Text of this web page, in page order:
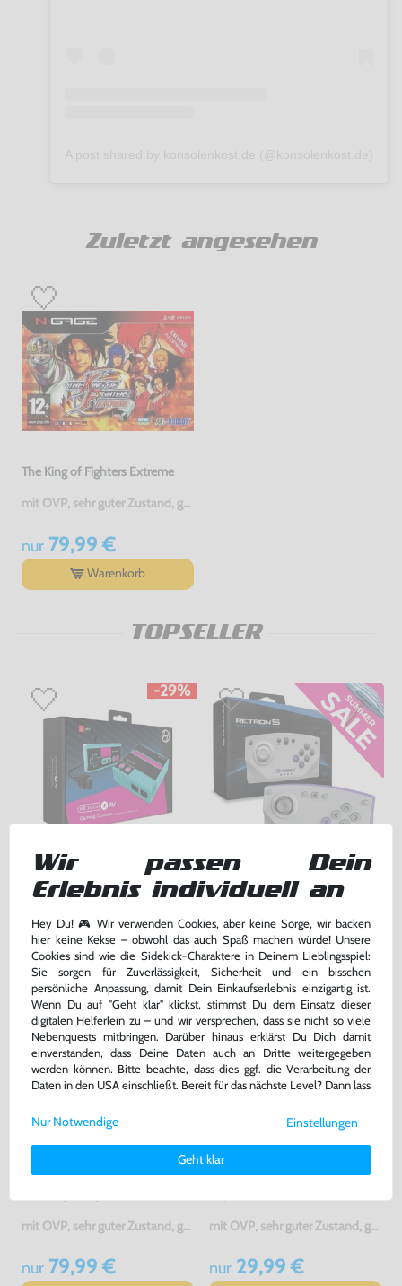
Zuletzt angesehen
The King of Fighters Extreme
mit OVP, sehr guter Zustand, gebraucht
nur79,99 €
Warenkorb
TOPSELLER
-29%
Konsole RetroN 1 AV #Hyper
Beach [Hyperkin]
-29% bisher 69,99 €
jetzt nur49,99 €
Warenkorb
RetroN 5 Wireless BT Controller
#grau [Hyperkin]
-33% bisher 59,99 €
jetzt nur39,99 €
Warenkorb
mit OVP, sehr guter Zustand, gebraucht
nur79,99 €
mit OVP, sehr guter Zustand, gebraucht
nur29,99 €
Wir passen Dein
Erlebnis individuell an
Hey Du! 🎮 Wir verwenden Cookies, aber keine Sorge, wir backen
hier keine Kekse – obwohl das auch Spaß machen würde! Unsere
Cookies sind wie die Sidekick-Charaktere in Deinem Lieblingsspiel:
Sie sorgen für Zuverlässigkeit, Sicherheit und ein bisschen
persönliche Anpassung, damit Dein Einkaufserlebnis einzigartig ist.
Wenn Du auf "Geht klar" klickst, stimmst Du dem Einsatz dieser
digitalen Helferlein zu – und wir versprechen, dass sie nicht so viele
Nebenquests mitbringen. Darüber hinaus erklärst Du Dich damit
einverstanden, dass Deine Daten auch an Dritte weitergegeben
werden können. Bitte beachte, dass dies ggf. die Verarbeitung der
Daten in den USA einschließt. Bereit für das nächste Level? Dann lass
Weitere Informationen zu den von uns verwendeten Cookies und
Deinen Rechten als Nutzer findest Du in unsererDaten­schutz­
Impressum.
Einstellungen
Geht klar
Nur Notwendige